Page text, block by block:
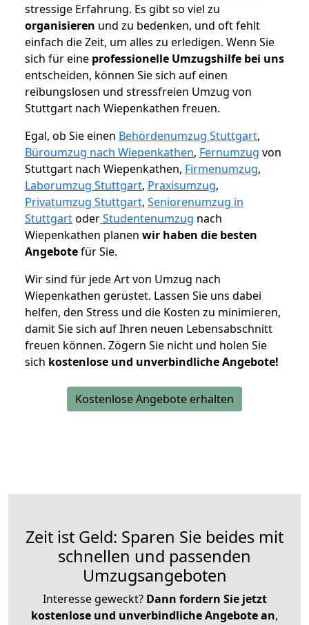
stressige Erfahrung. Es gibt so viel zu
organisieren und zu bedenken, und oft fehlt
einfach die Zeit, um alles zu erledigen. Wenn Sie
sich für eine professionelle Umzugshilfe bei uns
entscheiden, können Sie sich auf einen
reibungslosen und stressfreien Umzug von
Stuttgart nach Wiepenkathen freuen.
Egal, ob Sie einen Behördenumzug Stuttgart,
Büroumzug nach Wiepenkathen, Fernumzug von
Stuttgart nach Wiepenkathen, Firmenumzug,
Laborumzug Stuttgart, Praxisumzug,
Privatumzug Stuttgart, Seniorenumzug in
StuttgartoderStudentenumzug nach
Wiepenkathen planen wir haben die besten
Angebotefür Sie.
Wir sind für jede Art von Umzug nach
Wiepenkathen gerüstet. Lassen Sie uns dabei
helfen, den Stress und die Kosten zu minimieren,
damit Sie sich auf Ihren neuen Lebensabschnitt
freuen können. Zögern Sie nicht und holen Sie
sich kostenlose und unverbindliche Angebote!
Kostenlose Angebote erhalten
Zeit ist Geld: Sparen Sie beides mit
schnellen und passenden
Umzugsangeboten
Interesse geweckt? Dann fordern Sie jetzt
kostenlose und unverbindliche Angebote an,